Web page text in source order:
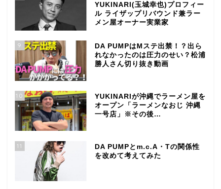
YUKINARI(玉城幸也)プロフィー
ル ライザップリバウンド兼ラー
メン屋オーナー実業家
9
DA PUMPはMステ出禁！？出ら
れなかったのは圧力のせい？松浦
勝人さん切り抜き動画
10
YUKINARIが沖縄でラーメン屋を
オープン「ラーメンなおじ 沖縄
一号店」※その後…
11
DA PUMPとm.c.A・Tの関係性
を改めて考えてみた